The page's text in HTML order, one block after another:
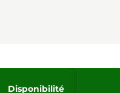
Disponibilité